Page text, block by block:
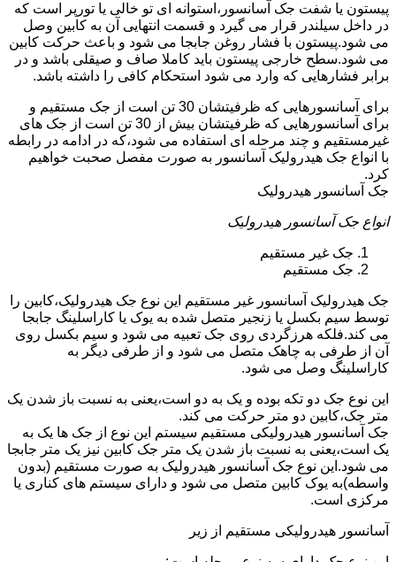
پیستون یا شفت جک آسانسور،استوانه ای تو خالی یا تورپر است که
در داخل سیلندر قرار می گیرد و قسمت انتهایی آن به کابین وصل
می شود.پیستون با فشار روغن جابجا می شود و باعث حرکت کابین
می شود.سطح خارجی پیستون باید کاملا صاف و صیقلی باشد و در
برابر فشارهایی که وارد می شود استحکام کافی را داشته باشد.
برای آسانسورهایی که ظرفیتشان 30 تن است از جک مستقیم و
برای آسانسورهایی که ظرفیتشان بیش از 30 تن است از جک های
غیرمستقیم و چند مرحله ای استفاده می شود،که در ادامه در رابطه
با انواع جک هیدرولیک آسانسور به صورت مفصل صحبت خواهیم
کرد.
جک آسانسور هیدرولیک
انواع جک آسانسور هیدرولیک
جک غیر مستقیم
جک مستقیم
جک هیدرولیک آسانسور غیر مستقیم این نوع جک هیدرولیک،کابین را
توسط سیم بکسل یا زنجیر متصل شده به یوک یا کاراسلینگ جابجا
می کند.فلکه هرزگردی روی جک تعبیه می شود و سیم بکسل روی
آن از طرفی به چاهک متصل می شود و از طرفی دیگر به
کاراسلینگ وصل می شود.
این نوع جک دو تکه بوده و یک به دو است،یعنی به نسبت باز شدن یک
متر جک،کابین دو متر حرکت می کند.
جک آسانسور هیدرولیکی مستقیم سیستم این نوع از جک ها یک به
یک است،یعنی به نسبت باز شدن یک متر جک کابین نیز یک متر جابجا
می شود.این نوع جک آسانسور هیدرولیک به صورت مستقیم (بدون
واسطه)به یوک کابین متصل می شود و دارای سیستم های کناری یا
مرکزی است.
آسانسور هیدرولیکی مستقیم از زیر